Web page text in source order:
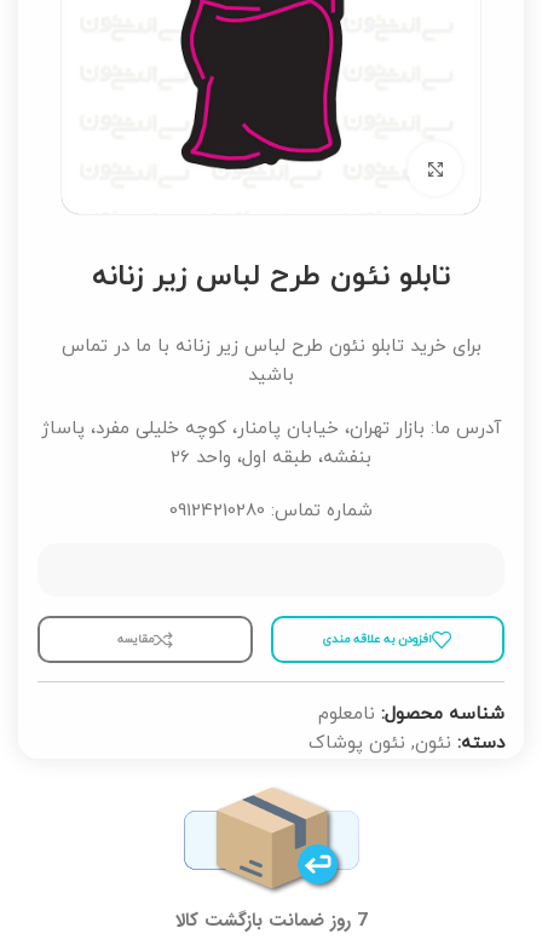
برای بزرگنمایی کلیک کنید
تابلو نئون طرح لباس زیر زنانه
برای خرید تابلو نئون طرح لباس زیر زنانه با ما در تماس
باشید
آدرس ما: بازار تهران، خیابان پامنار، کوچه خلیلی مفرد، پاساژ
بنفشه، طبقه اول، واحد 26
شماره تماس: 09124210280
افزودن به علاقه مندی مقايسه
شناسه محصول: نامعلوم
دسته: نئون, نئون پوشاک
7 روز ضمانت بازگشت کالا